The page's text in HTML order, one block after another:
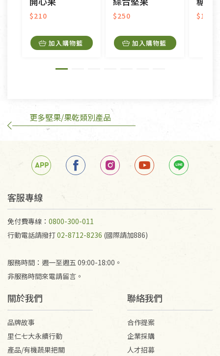
衣飾鞋類-如T恤，如於送達後水洗或污損者。
美容保養用品、內衣褲、襪子、口罩等私人消耗性產
內衣褲、襪子、口罩個人衛生用品除商品本身有瑕疵
外,依據《通訊交易解除權合理例外情事適用準
訂購手抄稿退貨需知：
手抄稿進行退貨時，請務必保持原包裝方式及使用原
若未保持原包裝方式或未使用原箱退回，導致書籍有
任何折損、磨損、污損或凹角，將不接受退貨，也不
不接受退貨之手抄稿，為敬重法寶故，里仁網購無法
代為結緣處理等。 若需將手抄稿寄還給消費者，因而
產生的運費100元/箱將由消費者負擔。
$210
加入購物籃
$250
加入購物籃
$120
更多堅果/果乾類別產品
客服專線
免付費專線： 0800-300-011
行動電話請撥打02-8712-8236 (國際請加886)
服務時間：週一至週五 09:00-18:00。
非服務時間來電請留言。
關於我們
品牌故事
里仁七大永續行動
產品/有機蔬果把關
聯絡我們
合作提案
企業採購
人才招募